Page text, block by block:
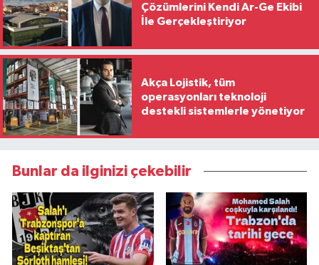
Çözümlerini Kendi Ar-Ge Ekibi
İle Gerçekleştiriyor
Akça Lojistik, tüm
operasyonları teknoloji
destekli sistemlerle yönetiyor
Bunlar da ilginizi çekebilir